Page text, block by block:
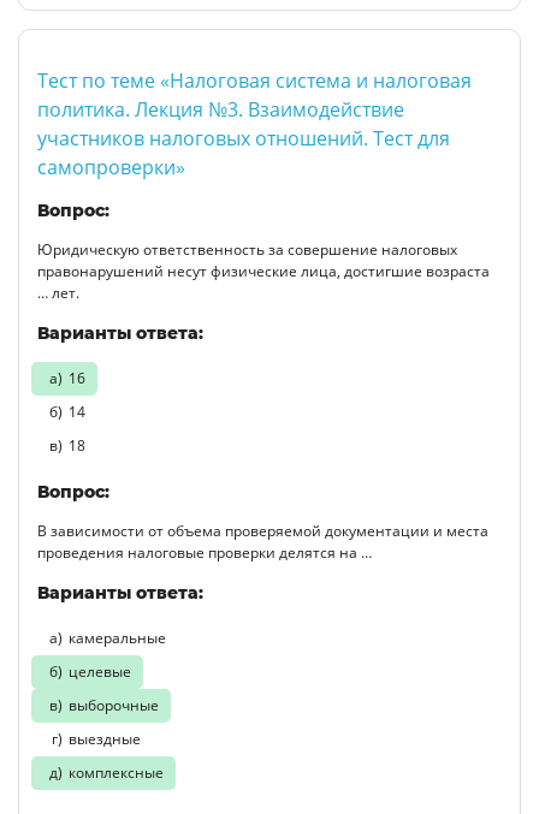
Тест по теме «Налоговая система и налоговая
политика. Лекция №3. Взаимодействие
участников налоговых отношений. Тест для
самопроверки»
Вопрос:
Юридическую ответственность за совершение налоговых
правонарушений несут физические лица, достигшие возраста
… лет.
Варианты ответа:
16
14
18
Вопрос:
В зависимости от объема проверяемой документации и места
проведения налоговые проверки делятся на …
Варианты ответа:
камеральные
целевые
выборочные
выездные
комплексные